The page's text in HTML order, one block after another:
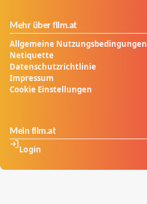
Mehr über film.at
Allgemeine Nutzungsbedingungen
Netiquette
Datenschutzrichtlinie
Impressum
Cookie Einstellungen
Mein film.at
Login